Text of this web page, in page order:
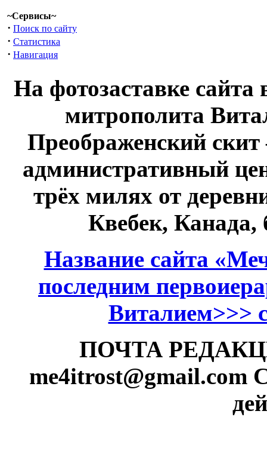
~Сервисы~
· Поиск по сайту
· Статистика
· Навигация
На фотозаставке сайта
митрополита
Преображенский
административный
трёх милях от
Квебек,
Название сайта
последним
Виталием>>>
ПОЧТА
me4itrost@gmail.com